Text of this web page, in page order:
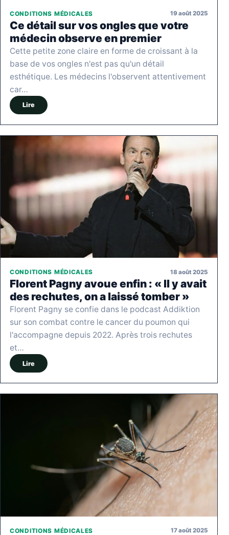
CONDITIONS MÉDICALES 19 août 2025
Ce détail sur vos ongles que votre
médecin observe en premier
Cette petite zone claire en forme de croissant à la
base de vos ongles n'est pas qu'un détail
esthétique. Les médecins l'observent attentivement
car…
Lire
CONDITIONS MÉDICALES 18 août 2025
Florent Pagny avoue enfin : « Il y avait
des rechutes, on a laissé tomber »
Florent Pagny se confie dans le podcast Addiktion
sur son combat contre le cancer du poumon qui
l'accompagne depuis 2022. Après trois rechutes
et…
Lire
CONDITIONS MÉDICALES 17 août 2025